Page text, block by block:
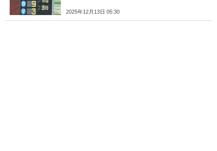
2025年12月13日 05:30